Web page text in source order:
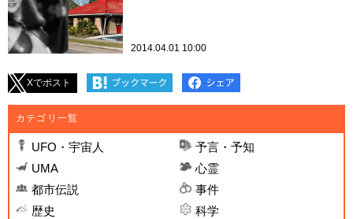
2014.04.01 10:00
Xでポスト
カテゴリ一覧
UFO・宇宙人
予言・予知
UMA
心霊
都市伝説
事件
歴史
科学